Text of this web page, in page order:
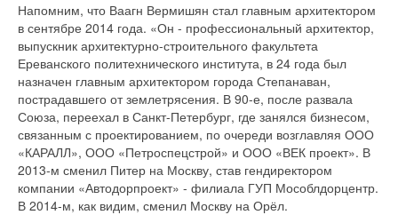
Напомним, что Ваагн Вермишян стал главным архитектором
в сентябре 2014 года. «Он - профессиональный архитектор,
выпускник архитектурно-строительного факультета
Ереванского политехнического института, в 24 года был
назначен главным архитектором города Степанаван,
пострадавшего от землетрясения. В 90-е, после развала
Союза, переехал в Санкт-Петербург, где занялся бизнесом,
связанным с проектированием, по очереди возглавляя ООО
«КАРАЛЛ», ООО «Петроспецстрой» и ООО «ВЕК проект». В
2013-м сменил Питер на Москву, став гендиректором
компании «Автодорпроект» - филиала ГУП Мособлдорцентр.
В 2014-м, как видим, сменил Москву на Орёл.